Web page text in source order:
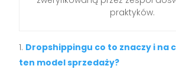
praktyków.
Dropshippingu co to znaczy i na
ten model sprzedaży?